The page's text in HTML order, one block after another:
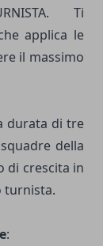
Ti
applica le
il massimo
durata di tre
della
di crescita in
turnista.
: